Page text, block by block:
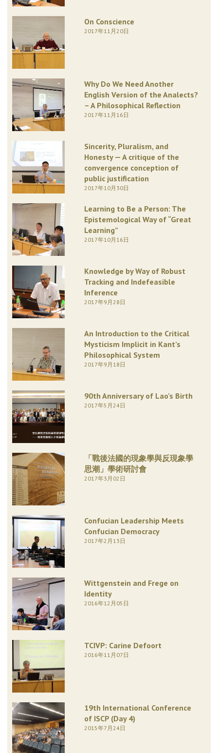
On Conscience
2017年11月20日
Why Do We Need Another
English Version of the Analects?
– A Philosophical Reflection
2017年11月16日
Sincerity, Pluralism, and
Honesty — A critique of the
convergence conception of
public justification
2017年10月30日
Learning to Be a Person: The
Epistemological Way of “Great
Learning”
2017年10月16日
Knowledge by Way of Robust
Tracking and Indefeasible
Inference
2017年9月28日
An Introduction to the Critical
Mysticism Implicit in Kant’s
Philosophical System
2017年9月18日
90th Anniversary of Lao’s Birth
2017年5月24日
「戰後法國的現象學與反現象學
思潮」學術研討會
2017年3月02日
Confucian Leadership Meets
Confucian Democracy
2017年2月13日
Wittgenstein and Frege on
Identity
2016年12月05日
TCIVP: Carine Defoort
2016年11月07日
19th International Conference
of ISCP (Day 4)
2015年7月24日